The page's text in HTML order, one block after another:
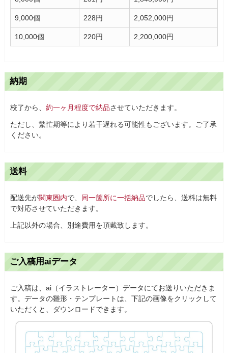
9,000個 228円 2,052,000円
10,000個 220円 2,200,000円
納期
校了から、 約一ヶ月程度で納品させていただきます。
ただし、繁忙期等により若干遅れる可能性もございます。ご了承
ください。
送料
配送先が関東圏内で、 同一箇所に一括納品でしたら、送料は無料
で対応させていただきます。
上記以外の場合、別途費用を頂戴致します。
ご入稿用aiデータ
ご入稿は、ai（イラストレーター）データにてお送りいただきま
す。データの雛形・テンプレートは、下記の画像をクリックして
いただくと、ダウンロードできます。